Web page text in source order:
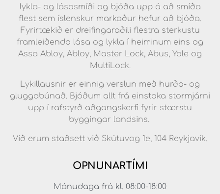
lykla- og lásasmíði og bjóða upp á að smíða
flest sem íslenskur markaður hefur að bjóða.
Fyrirtækið er dreifingaraðili flestra sterkustu
framleiðenda lása og lykla í heiminum eins og
Assa Abloy, Abloy, Master Lock, Abus, Yale og
MultiLock.
Lykillausnir er einnig verslun með hurða- og
gluggabúnað. Bjóðum allt frá einstaka stormjárni
upp í rafstyrð aðgangskerfi fyrir stærstu
byggingar landsins.
Við erum staðsett við Skútuvog 1e, 104 Reykjavík.
OPNUNARTÍMI
Mánudaga frá kl. 08:00-18:00